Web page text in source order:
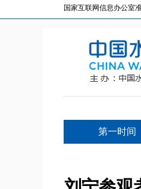
国家互联网信息办公室
第一时间